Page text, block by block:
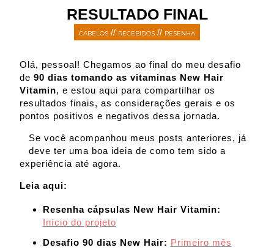
RESULTADO FINAL
CABELOS // RECEBIDOS // RESENHA
Olá, pessoal! Chegamos ao final do meu desafio
de 90 dias tomando as vitaminas New Hair
Vitamin, e estou aqui para compartilhar os
resultados finais, as considerações gerais e os
pontos positivos e negativos dessa jornada.
Se você acompanhou meus posts anteriores, já
deve ter uma boa ideia de como tem sido a
experiência até agora.
Leia aqui:
Resenha cápsulas New Hair Vitamin:
Início do projeto
Desafio 90 dias New Hair: Primeiro mês